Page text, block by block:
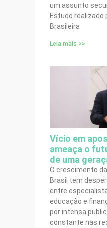
um assunto
Estudo realizado
Brasileira
Leia mais >>
Vício em
ameaça o
de uma
O crescimento
Brasil tem
entre
educação e
por intensa
constante nas